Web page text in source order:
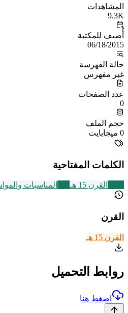
المشاهدات
9.3K
أُضيف للمكتبة
06/18/2015
حالة الفهرسة
غير مفهرس
عدد الصفحات
0
حجم الملف
0 ميجابايت
الكلمات المفتاحية
القرن 15 هـ المناسبات
القرن
القرن 15 هـ
روابط التحميل
اضغط هنا